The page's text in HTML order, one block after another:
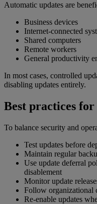
Automatic updates are
Business devices
Internet-connected
Shared computers
Remote workers
General productivity
In most cases, controlled
disabling updates entirely.
Best practices
To balance security and
Test updates before
Maintain regular
Use update deferral
disablement
Monitor update
Follow organizational
Re-enable updates